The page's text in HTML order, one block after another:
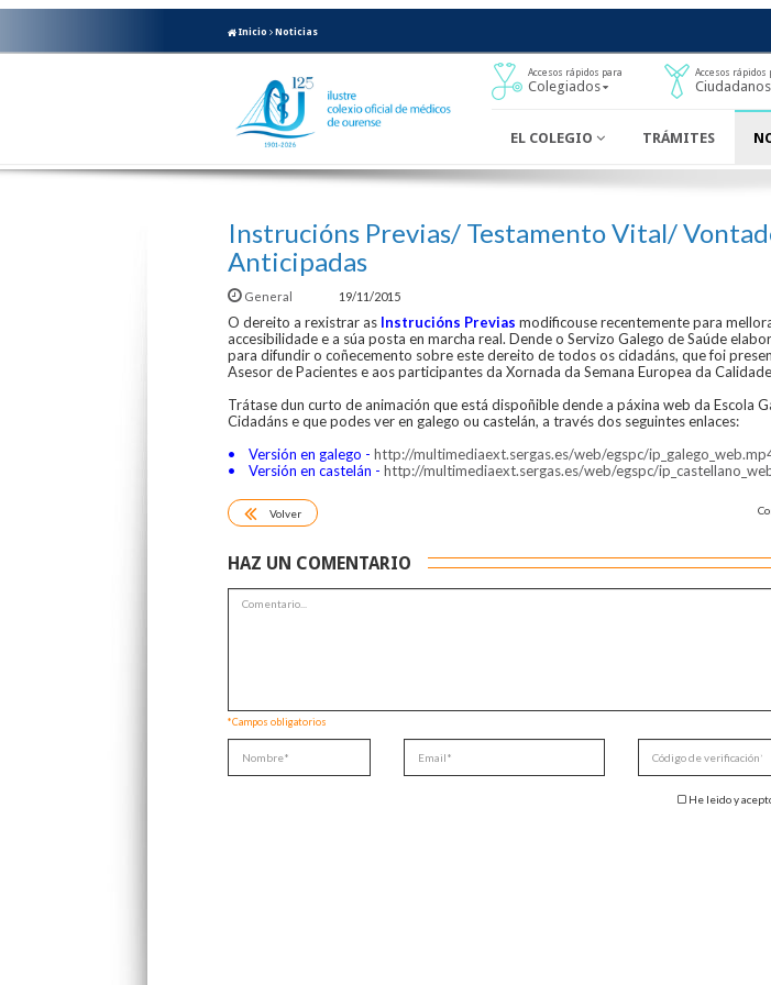
Inicio Noticias
Accesos rápidos para
Colegiados
Accesos rápidos
Ciudadanos
EL COLEGIO TRÁMITES
Instrucións Previas/ Testamento Vital/
Anticipadas
General 19/11/2015
O dereito a rexistrar as Instrucións Previas modificouse recentemente para
accesibilidade e a súa posta en marcha real. Dende o Servizo Galego de Saúde
para difundir o coñecemento sobre este dereito de todos os cidadáns, que foi
Asesor de Pacientes e aos participantes da Xornada da Semana Europea da
Trátase dun curto de animación que está dispoñible dende a páxina web da Escola
Cidadáns e que podes ver en galego ou castelán, a través dos seguintes enlaces:
• Versión en galego - http://multimediaext.sergas.es/web/egspc/
• Versión en castelán - http://multimediaext.sergas.es/web/egspc/
Volver
HAZ UN COMENTARIO
*Campos obligatorios
He leido y